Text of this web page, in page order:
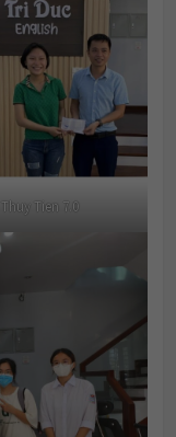
Thuy Tien 7.0